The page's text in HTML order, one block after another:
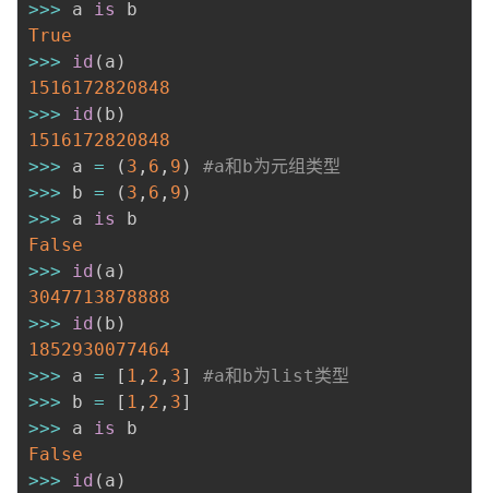
>>> a is
True
>>> id ( a )
1516172820848
>>> id ( b )
1516172820848
>>> a = ( 3 , 6 , 9 )
#a和b为元组类型
>>> b = ( 3 , 6 , 9 )
>>> a is
False
>>> id ( a )
3047713878888
>>> id ( b )
1852930077464
>>> a = [ 1 , 2 , 3]
#a和b为list类型
>>> b = [ 1 , 2 , 3]
>>> a is
False
>>> id ( a )